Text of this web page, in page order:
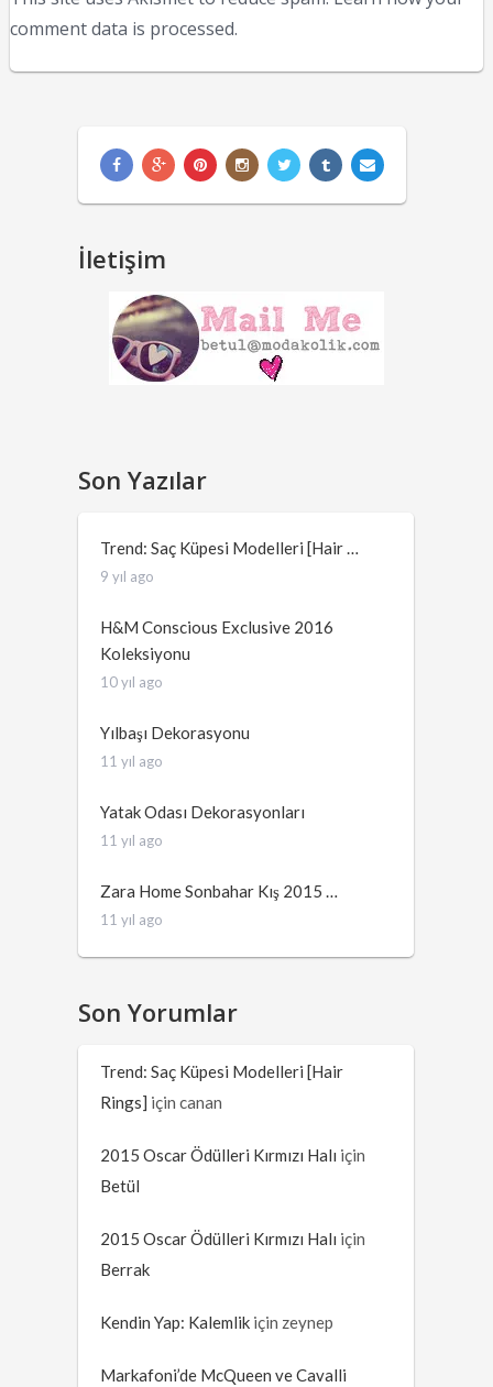
comment data is processed.
İletişim
Son Yazılar
Trend: Saç Küpesi Modelleri [Hair …
9 yıl ago
H&M Conscious Exclusive 2016
Koleksiyonu
10 yıl ago
Yılbaşı Dekorasyonu
11 yıl ago
Yatak Odası Dekorasyonları
11 yıl ago
Zara Home Sonbahar Kış 2015 …
11 yıl ago
Son Yorumlar
Trend: Saç Küpesi Modelleri [Hair
Rings] içincanan
2015 Oscar Ödülleri Kırmızı Halı için
Betül
2015 Oscar Ödülleri Kırmızı Halı için
Berrak
Kendin Yap: Kalemlik için zeynep
Markafoni’de McQueen ve Cavalli